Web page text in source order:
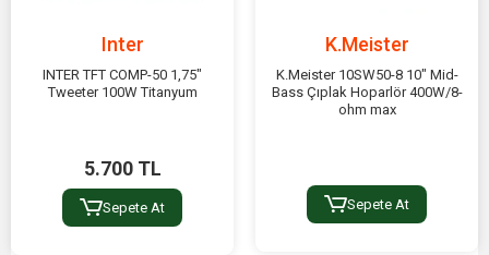
Inter
INTER TFT COMP-50 1,75"
Tweeter 100W Titanyum
5.700 TL
Sepete At
K.Meister
K.Meister 10SW50-8 10" Mid-
Bass Çıplak Hoparlör 400W/8-
ohm max
Sepete At